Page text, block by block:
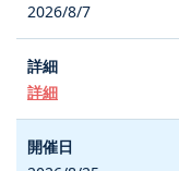
2026/8/7
詳細